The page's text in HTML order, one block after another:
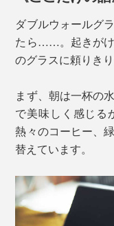
写真は「200ml」。適度な厚
にならないのです
れ、限られた職人
ダブルウォールグ
たら……。起きがけ
のグラスに頼りきり
まず、朝は一杯の
で美味しく感じる
熱々のコーヒー、
替えています。